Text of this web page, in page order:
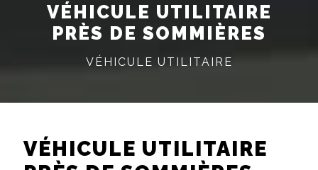
VÉHICULE UTILITAIRE
PRÈS DE SOMMIÈRES
VÉHICULE UTILITAIRE
VÉHICULE UTILITAIRE